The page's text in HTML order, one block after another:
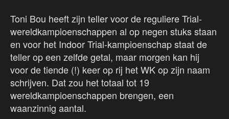
Toni Bou heeft zijn teller voor de reguliere Trial-
wereldkampioenschappen al op negen stuks staan
en voor het Indoor Trial-kampioenschap staat de
teller op een zelfde getal, maar morgen kan hij
voor de tiende (!) keer op rij het WK op zijn naam
schrijven. Dat zou het totaal tot 19
wereldkampioenschappen brengen, een
waanzinnig aantal.